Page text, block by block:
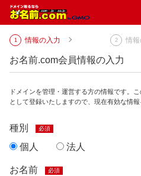
情報の入力 情
お名前.com会員情報の入力
ドメインを管理・運営する方の情報です。
として登録いたしますので、現在有効な情報
種別 必須
個人 法人
お名前 必須